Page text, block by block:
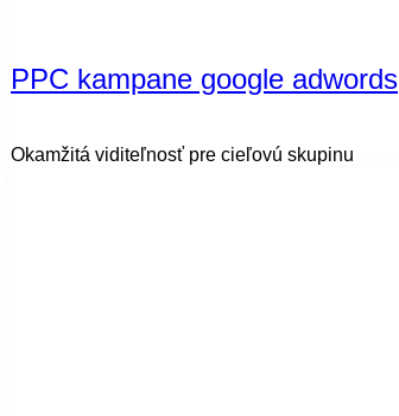
PPC kampane google adwords​
Okamžitá viditeľnosť pre cieľovú skupinu